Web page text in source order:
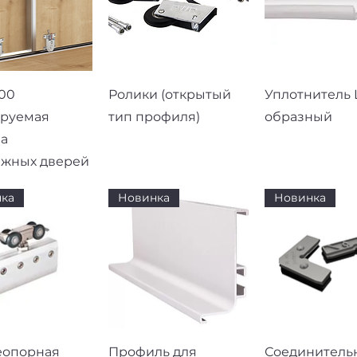
просмотр
дверей
Быстрый просмотр
Ролики (открытый
тип профиля)
Быстрый
Уплотнитель
образный
просмотр Быстрый просмотр
Новинка
Профиль для Быстрый
Новинка